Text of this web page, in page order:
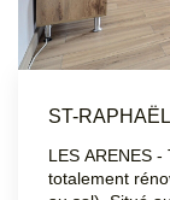
LES ARENES
totalement rénové de